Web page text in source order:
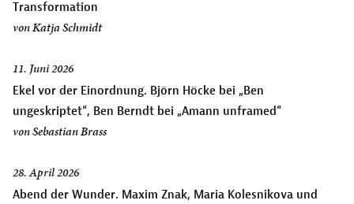
Transformation
vonKatja Schmidt
11. Juni 2026
Ekel vor der Einordnung. Björn Höcke bei „Ben
ungeskriptet“, Ben Berndt bei „Amann unframed“
vonSebastian Brass
28. April 2026
Abend der Wunder. Maxim Znak, Maria Kolesnikova und